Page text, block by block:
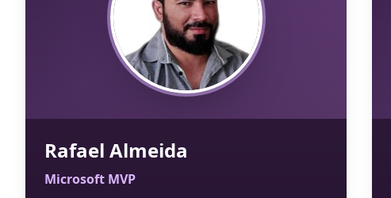
Rafael Almeida
Microsoft MVP